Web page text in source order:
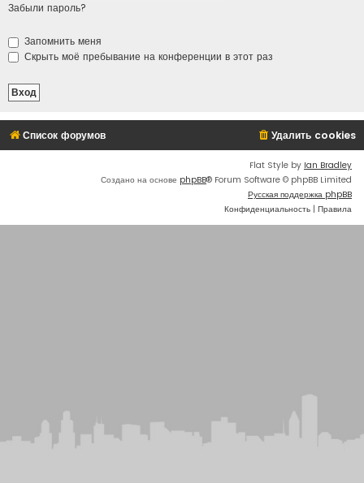
Забыли пароль?
Запомнить меня
Скрыть моё пребывание на конференции в этот раз
Список форумов Удалить cookies
Flat Style by Ian Bradley
Создано на основе phpBB® Forum Software © phpBB Limited
Русская поддержка phpBB
Конфиденциальность | Правила